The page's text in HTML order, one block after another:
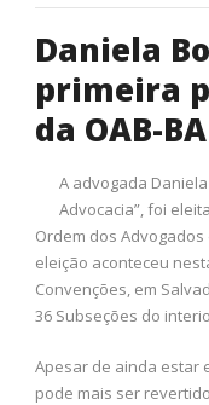
Daniela
primeira
da OAB-BA
A advogada
Advocacia”, foi
Ordem dos Advogados
eleição aconteceu
Convenções, em
36 Subseções do
Apesar de ainda estar
pode mais ser